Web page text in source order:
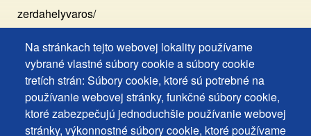
Na stránkach tejto webovej lokality používame
vybrané vlastné súbory cookie a súbory cookie
tretích strán: Súbory cookie, ktoré sú potrebné na
používanie webovej stránky, funkčné súbory cookie,
ktoré zabezpečujú jednoduchšie používanie webovej
stránky, výkonnostné súbory cookie, ktoré používame
zerdahelyvaros/
Footer
Cookies
+
Vyhlásenie o prístupnosti
Často kladené otázky
Ochrana osobných údajov
Používanie súborov cookies